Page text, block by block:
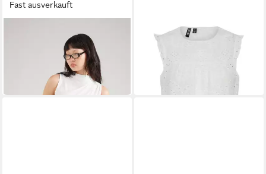
Fast ausverkauft
Funktionstop PCMadison (1-
tlg) Drapiert/gerafft
Funktionsbluse Vilde (1-tlg)
Lochmuster
26,69 €